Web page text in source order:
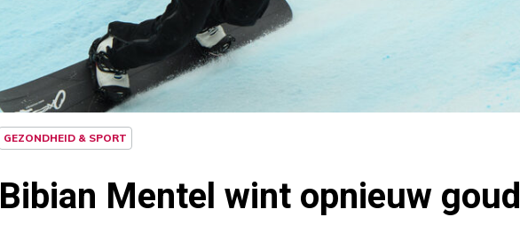
GEZONDHEID & SPORT
Bibian Mentel wint opnieuw goud